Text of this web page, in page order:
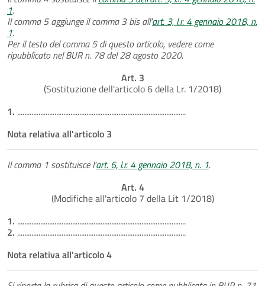
1.
Il comma 5 aggiunge il comma 3 bis all'art. 3, l.r. 4 gennaio 2018, n.
1.
Per il testo del comma 5 di questo articolo, vedere come
ripubblicato nel BUR n. 78 del 28 agosto 2020.
Art. 3
(Sostituzione dell'articolo 6 della Lr. 1/2018)
1. ...............................................................................................
Nota relativa all'articolo 3
Il comma 1 sostituisce l'art. 6, l.r. 4 gennaio 2018, n. 1.
Art. 4
(Modifiche all'articolo 7 della Lit 1/2018)
1. ...............................................................................................
2. ...............................................................................................
Nota relativa all'articolo 4